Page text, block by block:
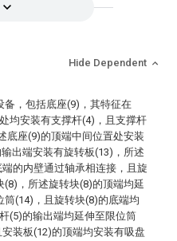
Hide Dependent
备，包括底座(9)，其特征在
均安装有支撑杆(4)，且支撑杆
底座(9)的顶端中间位置处安装
出端安装有旋转板(13)，所述
的内壁通过轴承相连接，且旋
，所述旋转块(8)的顶端均延
(14)，且旋转块(8)的底端均
(5)的输出端均延伸至限位筒
装板(12)的顶端均安装有吸盘